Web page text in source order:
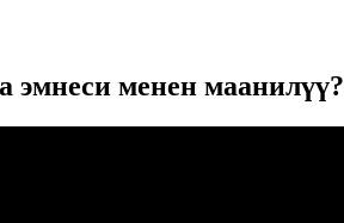
менен маанилүү?